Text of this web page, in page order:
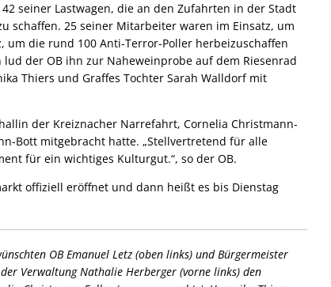
seiner Lastwagen, die an den Zufahrten in der Stadt
schaffen. 25 seiner Mitarbeiter waren im Einsatz, um
um die rund 100 Anti-Terror-Poller herbeizuschaffen
der OB ihn zur Naheweinprobe auf dem Riesenrad
Thiers und Graffes Tochter Sarah Walldorf mit
der Kreiznacher Narrefahrt, Cornelia Christmann-
Bott mitgebracht hatte. „Stellvertretend für alle
für ein wichtiges Kulturgut.“, so der OB.
offiziell eröffnet und dann heißt es bis Dienstag
OB Emanuel Letz (oben links) und Bürgermeister
Verwaltung Nathalie Herberger (vorne links) den